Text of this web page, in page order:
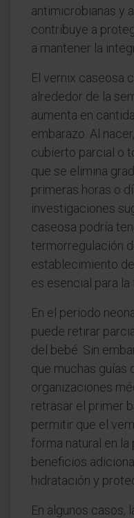
antimicrobianas y
contribuye a
a mantener la
El vernix caseosa
alrededor de la
aumenta en
embarazo. Al
cubierto parcial o
que se elimina
primeras horas o
investigaciones
caseosa podría
termorregulación
establecimiento
es esencial para la
En el periodo
puede retirar
del bebé. Sin
que muchas guías
organizaciones
retrasar el primer
permitir que el
forma natural en la
beneficios
hidratación y
En algunos casos,